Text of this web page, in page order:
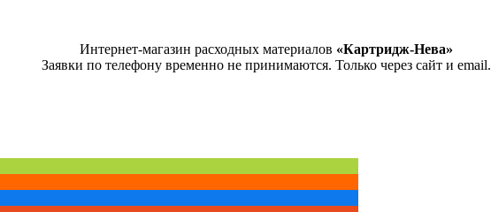
Интернет-магазин расходных материалов «Картридж-Нева»
Заявки по телефону временно не принимаются. Только через сайт и email.